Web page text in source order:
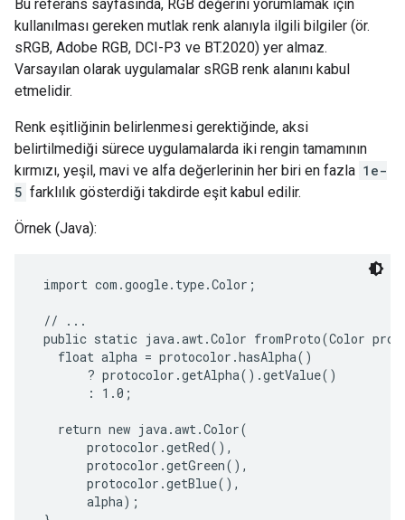
Bu referans sayfasında, RGB değerini yorumlamak için
kullanılması gereken mutlak renk alanıyla ilgili bilgiler (ör.
sRGB, Adobe RGB, DCI-P3 ve BT.2020) yer almaz.
Varsayılan olarak uygulamalar sRGB renk alanını kabul
etmelidir.
Renk eşitliğinin belirlenmesi gerektiğinde, aksi
belirtilmediği sürece uygulamalarda iki rengin tamamının
kırmızı, yeşil, mavi ve alfa değerlerinin her biri en fazla 1e-
5 farklılık gösterdiği takdirde eşit kabul edilir.
Örnek (Java):
import com.google.type.Color;
// ...
public static java.awt.Color fromProto(Color
   float alpha = protocolor.hasAlpha()
       ? protocolor.getAlpha().getValue()
       : 1.0;
   return new java.awt.Color(
       protocolor.getRed(),
       protocolor.getGreen(),
       protocolor.getBlue(),
       alpha);